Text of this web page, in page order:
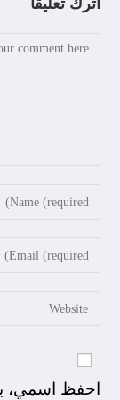
اترك تعليقاً
احفظ اسمي،